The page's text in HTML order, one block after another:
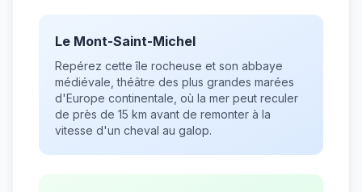
Le Mont-Saint-Michel
Repérez cette île rocheuse et son abbaye
médiévale, théâtre des plus grandes marées
d'Europe continentale, où la mer peut reculer
de près de 15 km avant de remonter à la
vitesse d'un cheval au galop.